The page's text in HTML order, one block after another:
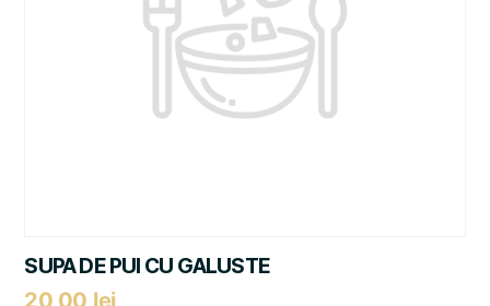
SUPA DE PUI CU GALUSTE
20,00 lei